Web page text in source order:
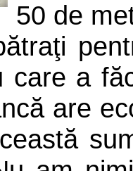
50 de
care a
are